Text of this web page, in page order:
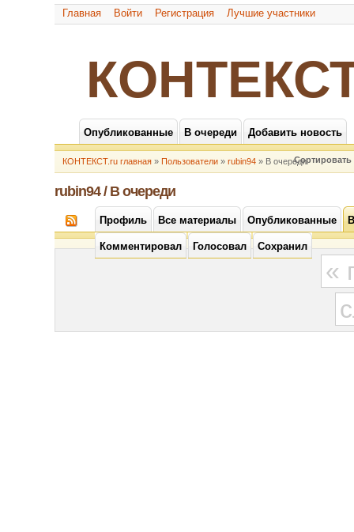
Главная Войти Регистрация Лучшие участники
Опубликованные В очереди Добавить новость
КОНТЕКСТ.ru главная » Пользователи » rubin94 » В очереди
rubin94 / В очереди
Профиль Все материалы Опубликованные
Комментировал Голосовал Сохранил
«